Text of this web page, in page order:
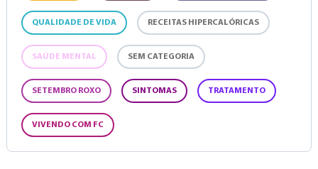
QUALIDADE DE VIDA RECEITAS HIPERCALÓRICAS
SAÚDE MENTAL SEM CATEGORIA
SETEMBRO ROXO SINTOMAS TRATAMENTO
VIVENDO COM FC